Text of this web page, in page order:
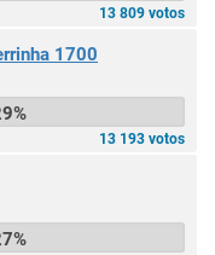
13 809 votos
1700
13 193 votos